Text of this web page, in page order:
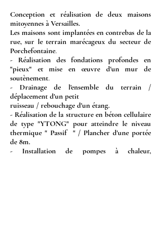
Conception et réalisation de deux maisons
mitoyennes à Versailles.
Les maisons sont implantées en contrebas de la
rue, sur le terrain marécageux du secteur de
Porchefontaine.
- Réalisation des fondations profondes en
"pieux" et mise en œuvre d'un mur de
soutènement.
- Drainage de l'ensemble du terrain /
déplacement d'un petit
ruisseau / rebouchage d'un étang.
- Réalisation de la structure en béton cellulaire
de type "YTONG" pour atteindre le niveau
thermique " Passif " / Plancher d'une portée
de 8m.
- Installation de pompes à chaleur,